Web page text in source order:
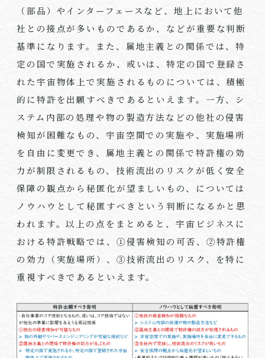
（部品）やインターフェースなど、地上において他
社との接点が多いものであるか、などが重要な判断
基準になります。また、属地主義との関係では、特
定の国で実施されるか、或いは、特定の国で登録さ
れた宇宙物体上で実施されるものについては、積極
的に特許を出願すべきであるといえます。一方、シ
ステム内部の処理や物の製造方法などの他社の侵害
検知が困難なもの、宇宙空間での実施や、実施場所
を自由に変更でき、属地主義との関係で特許権の効
力が制限されるもの、技術流出のリスクが低く安全
保障の観点から秘匿化が望ましいもの、については
ノウハウとして秘匿すべきという判断になるかと思
われます。以上の点をまとめると、宇宙ビジネスに
おける特許戦略では、①侵害検知の可否、②特許権
の効力（実施場所）、③技術流出のリスク、を特に
重視すべきであるといえます。